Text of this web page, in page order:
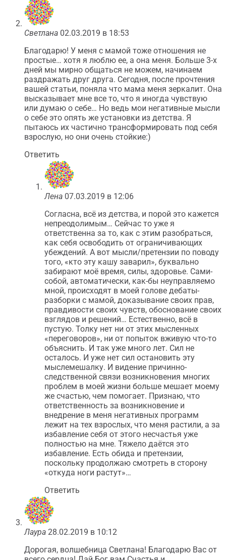
Светлана 02.03.2019 в 18:53
Благодарю! У меня с мамой тоже отношения не
простые… хотя я люблю ее, а она меня. Больше 3-х
дней мы мирно общаться не можем, начинаем
раздражать друг друга. Сегодня, после прочтения
вашей статьи, поняла что мама меня зеркалит. Она
высказывает мне все то, что я иногда чувствую
или думаю о себе… Но ведь мои негативные мысли
о себе это опять же установки из детства. Я
пытаюсь их частично трансформировать под себя
взрослую, но они очень стойкие:)
Ответить
Лена 07.03.2019 в 12:06
Согласна, всё из детства, и порой это кажется
непреодолимым… Сейчас то уже я
ответственна за то, как с этим разобраться,
как себя освободить от ограничивающих
убеждений. А вот мысли/претензии по поводу
того, «кто эту кашу заварил», буквально
забирают моё время, силы, здоровье. Сами-
собой, автоматически, как-бы неуправляемо
мной, происходят в моей голове дебаты-
разборки с мамой, доказывание своих прав,
правдивости своих чувств, обоснование своих
взглядов и решений… Естественно, всё в
пустую. Толку нет ни от этих мысленных
«переговоров», ни от попыток вживую что-то
объяснить. И так уже много лет. Сил не
осталось. И уже нет сил остановить эту
мыслемешалку. И видение причинно-
следственной связи возникновения многих
проблем в моей жизни больше мешает моему
же счастью, чем помогает. Признаю, что
ответственность за возникновение и
внедрение в меня негативных программ
лежит на тех взрослых, что меня растили, а за
избавление себя от этого несчастья уже
полностью на мне. Тяжело даётся это
избавление. Есть обида и претензии,
поскольку продолжаю смотреть в сторону
«откуда ноги растут»…
Ответить
Лаура 28.02.2019 в 10:12
Дорогая, волшебница Светлана! Благодарю Вас от